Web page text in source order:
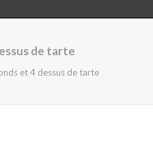
de tarte
et 4 dessus de tarte